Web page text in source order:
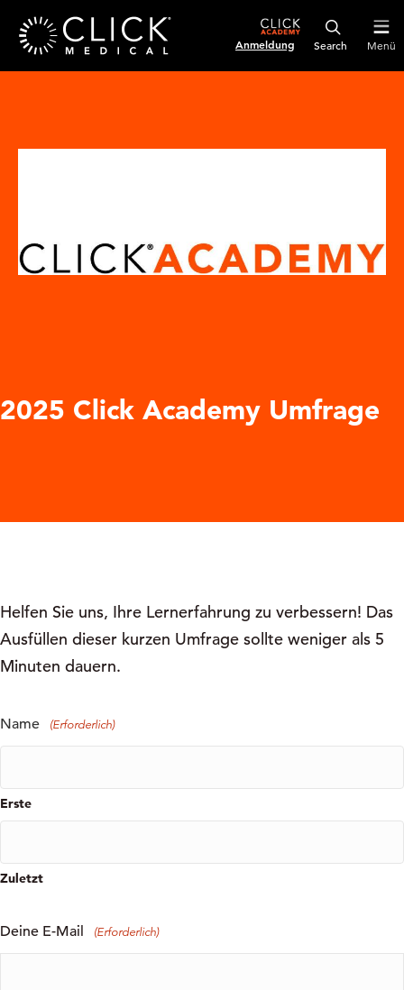
Anmeldung Menü
2025 Click Academy Umfrage
Helfen Sie uns, Ihre Lernerfahrung zu verbessern! Das
Ausfüllen dieser kurzen Umfrage sollte weniger als 5
Minuten dauern.
Name (Erforderlich)
Erste
Zuletzt
Deine E-Mail (Erforderlich)